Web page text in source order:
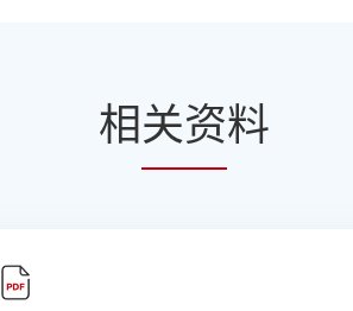
相关资料